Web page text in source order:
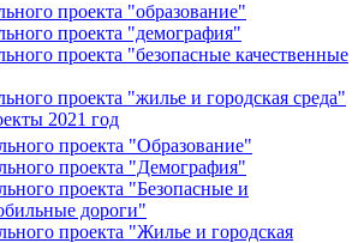
проекта "образование"
проекта "демография"
проекта "безопасные качественные
проекта "жилье и городская среда"
2021 год
проекта "Образование"
проекта "Демография"
проекта "Безопасные и
дороги"
проекта "Жилье и городская